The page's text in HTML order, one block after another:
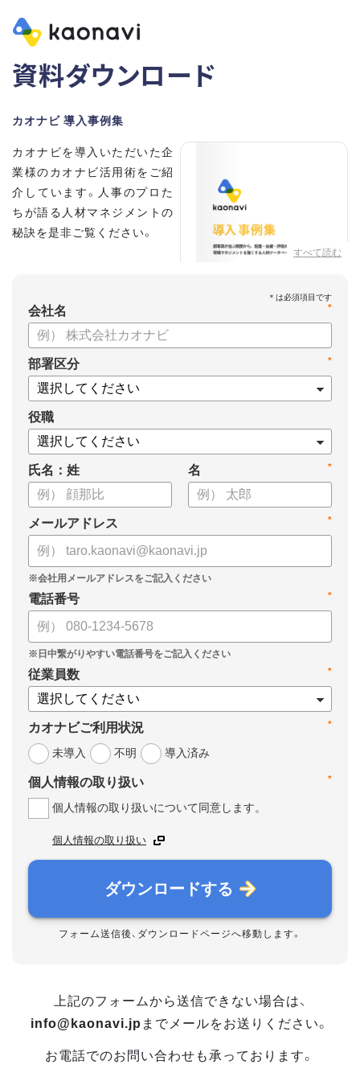
資料ダウンロード
カオナビ 導入事例集
すべて読む
カオナビを導入いただいた企
業様のカオナビ活用術をご紹
介しています。人事のプロた
ちが語る人材マネジメントの
秘訣を是非ご覧ください。
*
会社名
*
部署区分
役職
氏名：姓 *
名
*
メールアドレス
*
電話番号
*
従業員数
*
カオナビご利用状況
未導入
不明 導入済み
*
個人情報の取り扱い
個人情報の取り扱いについて同意します。
個人情報の取り扱い
ダウンロードする
フォーム送信後、ダウンロードページへ移動します。
上記のフォームから送信できない場合は、
info@kaonavi.jp までメールをお送りください。
お電話でのお問い合わせも承っております。